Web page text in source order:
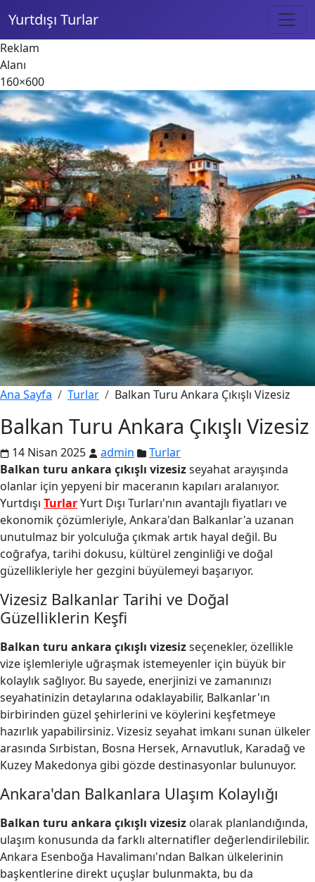
Yurtdışı Turlar
Reklam
Alanı
160×600
Ana Sayfa Turlar Balkan Turu Ankara Çıkışlı Vizesiz
Balkan Turu Ankara Çıkışlı Vizesiz
14 Nisan 2025 admin
Turlar
Balkan turu ankara çıkışlı vizesizseyahat arayışında
olanlar için yepyeni bir maceranın kapıları aralanıyor.
Yurtdışı TurlarYurt Dışı Turları'nın avantajlı fiyatları ve
ekonomik çözümleriyle, Ankara'dan Balkanlar'a uzanan
unutulmaz bir yolculuğa çıkmak artık hayal değil. Bu
coğrafya, tarihi dokusu, kültürel zenginliği ve doğal
güzellikleriyle her gezgini büyülemeyi başarıyor.
Vizesiz Balkanlar Tarihi ve Doğal
Güzelliklerin Keşfi
Balkan turu ankara çıkışlı vizesizseçenekler, özellikle
vize işlemleriyle uğraşmak istemeyenler için büyük bir
kolaylık sağlıyor. Bu sayede, enerjinizi ve zamanınızı
seyahatinizin detaylarına odaklayabilir, Balkanlar'ın
birbirinden güzel şehirlerini ve köylerini keşfetmeye
hazırlık yapabilirsiniz. Vizesiz seyahat imkanı sunan ülkeler
arasında Sırbistan, Bosna Hersek, Arnavutluk, Karadağ ve
Kuzey Makedonya gibi gözde destinasyonlar bulunuyor.
Ankara'dan Balkanlara Ulaşım Kolaylığı
Balkan turu ankara çıkışlı vizesiz olarak planlandığında,
ulaşım konusunda da farklı alternatifler değerlendirilebilir.
Ankara Esenboğa Havalimanı'ndan Balkan ülkelerinin
başkentlerine direkt uçuşlar bulunmakta, bu da